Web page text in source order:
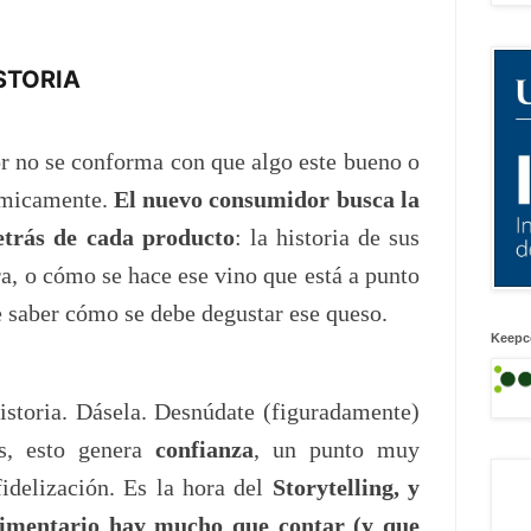
no se conforma con que algo este bueno o
El nuevo consumidor busca la
de cada producto: la historia de sus
o cómo se hace ese vino que está a punto
cómo se debe degustar ese queso.
Dásela. Desnúdate (figuradamente)
esto genera confianza, un punto muy
Es la hora del Storytelling, y
hay mucho que contar (y que